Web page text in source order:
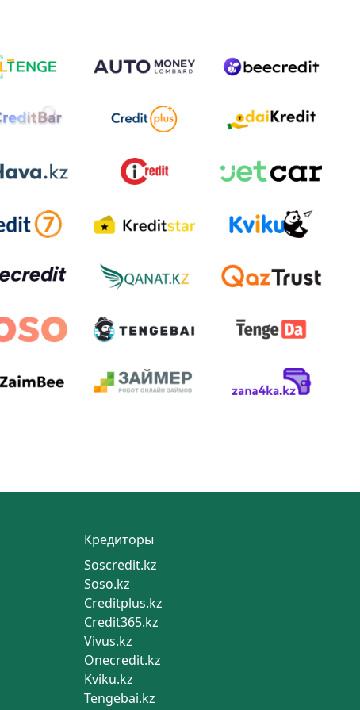
Кредиторы
Soscredit.kz
Soso.kz
Creditplus.kz
Credit365.kz
Vivus.kz
Onecredit.kz
Kviku.kz
Tengebai.kz